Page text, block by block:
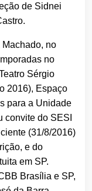
de Sidnei
Machado, no
no
Sérgio
2016), Espaço
para a Unidade
convite do SESI
(31/8/2016)
e do
em SP.
Brasília e SP,